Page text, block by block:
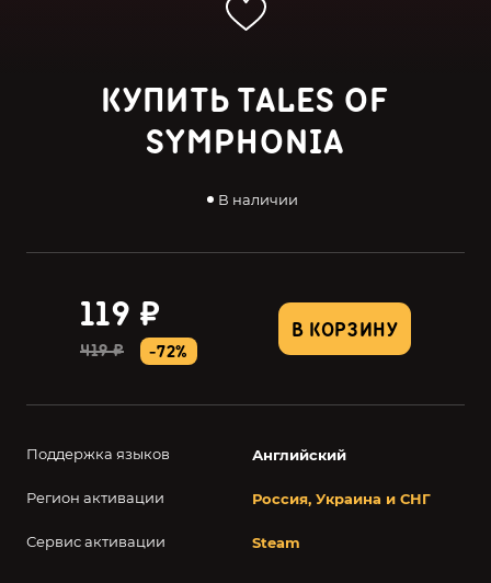
КУПИТЬ TALES OF
SYMPHONIA
В наличии
В КОРЗИНУ
119 ₽
419 ₽ -72%
Поддержка языков Английский
Регион активации Россия, Украина и СНГ
Сервис активации Steam